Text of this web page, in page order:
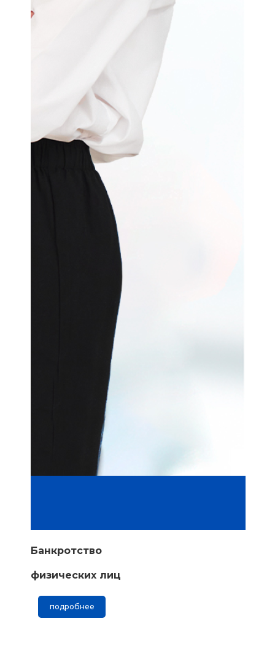
Банкротство
физических лиц
подробнее